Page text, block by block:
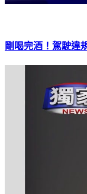
剛喝完酒！駕駛